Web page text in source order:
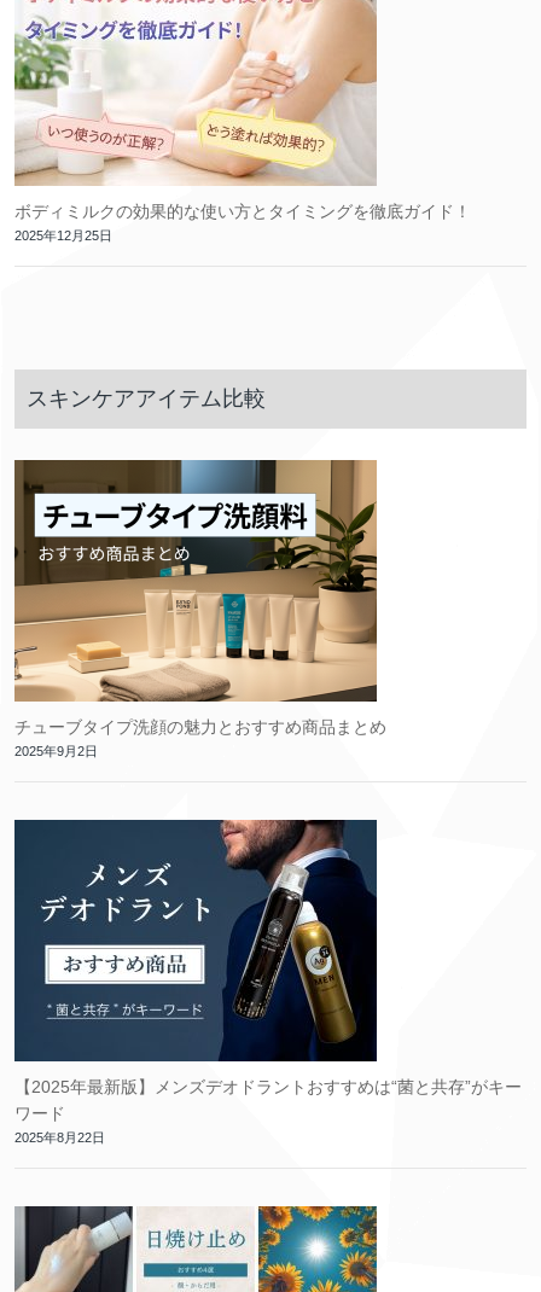
ボディミルクの効果的な使い方とタイミングを徹底ガイド！
2025年12月25日
スキンケアアイテム比較
チューブタイプ洗顔の魅力とおすすめ商品まとめ
2025年9月2日
【2025年最新版】メンズデオドラントおすすめは“菌と共存”がキー
ワード
2025年8月22日